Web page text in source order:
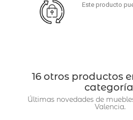
Este producto
16 otros productos
Últimas novedades de
Valencia.